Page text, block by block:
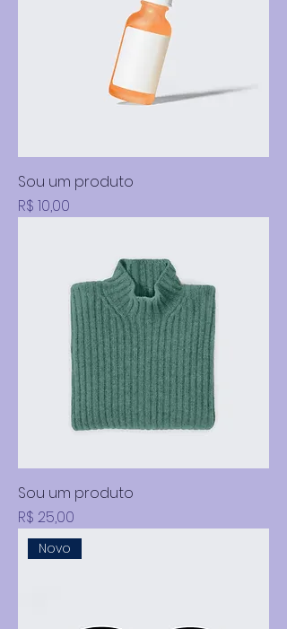
Sou um produto
Preço
R$ 10,00
Sou um produto
Preço
R$ 25,00
Novo